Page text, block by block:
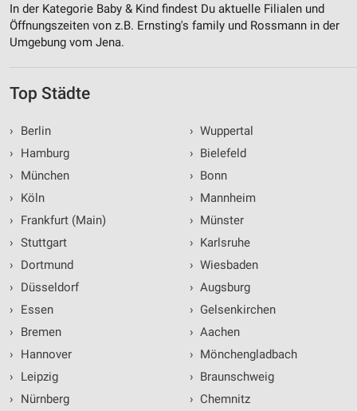
In der Kategorie Baby & Kind findest Du aktuelle Filialen und
Öffnungszeiten von z.B. Ernsting's family und Rossmann in der
Umgebung vom Jena.
Top Städte
›
Berlin
›
Hamburg
›
München
›
Köln
›
Frankfurt (Main)
› Stuttgart
›
Dortmund
›
Düsseldorf
›
Essen
›
Bremen
›
Hannover
›
Leipzig
›
Nürnberg
› Wuppertal
› Bielefeld
› Bonn
› Mannheim
› Münster
› Karlsruhe
› Wiesbaden
› Augsburg
› Gelsenkirchen
› Aachen
› Mönchengladbach
› Braunschweig
› Chemnitz